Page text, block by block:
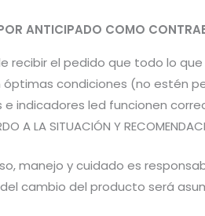
ANTICIPADO COMO
de recibir el pedido que todo lo
condiciones (no estén
led funcionen
A LA SITUACIÓN Y
manejo y cuidado es
cambio del producto será